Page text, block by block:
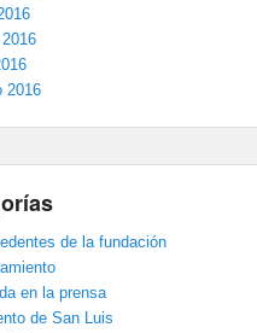
2016
de la fundación
en la prensa
de San Luis